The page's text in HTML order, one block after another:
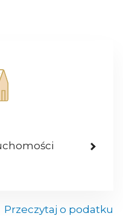
Przeczytaj o podatku